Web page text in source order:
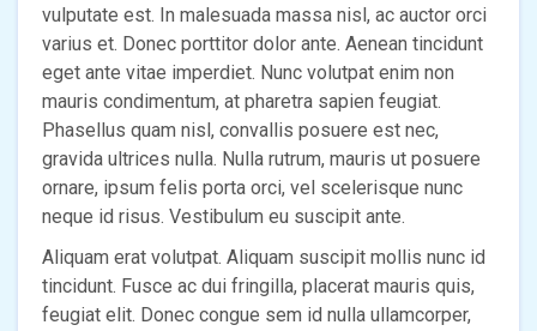
vulputate est. In malesuada massa nisl, ac auctor orci
varius et. Donec porttitor dolor ante. Aenean tincidunt
eget ante vitae imperdiet. Nunc volutpat enim non
mauris condimentum, at pharetra sapien feugiat.
Phasellus quam nisl, convallis posuere est nec,
gravida ultrices nulla. Nulla rutrum, mauris ut posuere
ornare, ipsum felis porta orci, vel scelerisque nunc
neque id risus. Vestibulum eu suscipit ante.
Aliquam erat volutpat. Aliquam suscipit mollis nunc id
tincidunt. Fusce ac dui fringilla, placerat mauris quis,
feugiat elit. Donec congue sem id nulla ullamcorper,